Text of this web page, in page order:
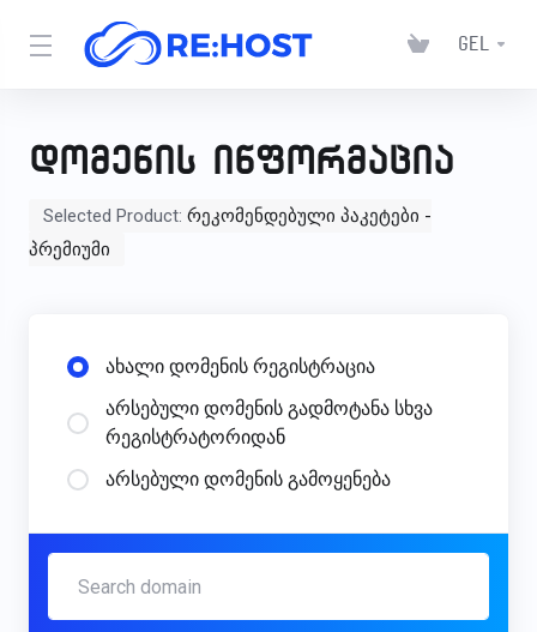
GEL
დომენის ინფორმაცია
Selected Product: რეკომენდებული პაკეტები -
პრემიუმი
ახალი დომენის რეგისტრაცია
არსებული დომენის გადმოტანა სხვა
რეგისტრატორიდან
არსებული დომენის გამოყენება